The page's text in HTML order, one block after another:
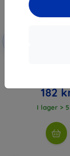
182
I lager >